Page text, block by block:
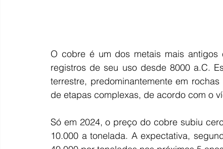
O cobre é um dos metais mais antigos
registros de seu uso desde 8000 a.C.
terrestre, predominantemente em
de etapas complexas, de acordo com o
Só em 2024, o preço do cobre subiu
10.000 a tonelada. A expectativa,